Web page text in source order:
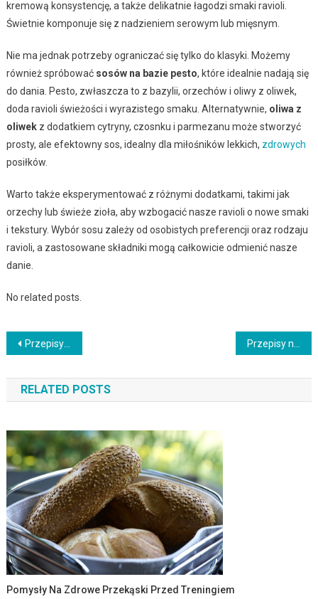
kremową konsystencję, a także delikatnie łagodzi smaki ravioli.
Świetnie komponuje się z nadzieniem serowym lub mięsnym.
Nie ma jednak potrzeby ograniczać się tylko do klasyki. Możemy
również spróbować sosów na bazie pesto, które idealnie nadają się
do dania. Pesto, zwłaszcza to z bazylii, orzechów i oliwy z oliwek,
doda ravioli świeżości i wyrazistego smaku. Alternatywnie, oliwa z
oliwekz dodatkiem cytryny, czosnku i parmezanu może stworzyć
prosty, ale efektowny sos, idealny dla miłośników lekkich, zdrowych
posiłków.
Warto także eksperymentować z różnymi dodatkami, takimi jak
orzechy lub świeże zioła, aby wzbogacić nasze ravioli o nowe smaki
i tekstury. Wybór sosu zależy od osobistych preferencji oraz rodzaju
ravioli, a zastosowane składniki mogą całkowicie odmienić nasze
danie.
No related posts.
Nawigacja
wpisu
Przepisy na dania jednogarnkowe: smaczne i szybkie w przygotowaniu potrawy
RELATED POSTS
Pomysły Na Zdrowe Przekąski Przed Treningiem